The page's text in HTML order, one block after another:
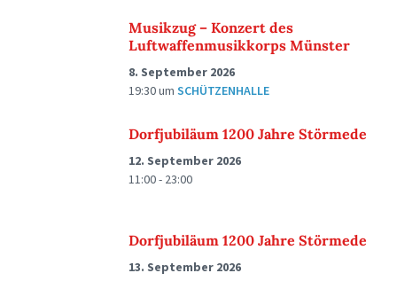
Musikzug – Konzert des
Luftwaffenmusikkorps Münster
8. September 2026
19:30um SCHÜTZENHALLE
Dorfjubiläum 1200 Jahre Störmede
12. September 2026
11:00 - 23:00
Dorfjubiläum 1200 Jahre Störmede
13. September 2026